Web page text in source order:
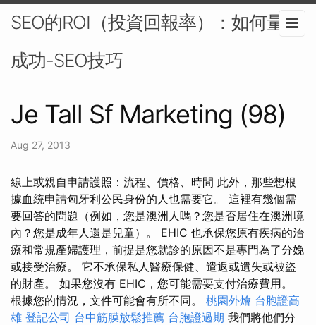
SEO的ROI（投資回報率）：如何量化
成功-SEO技巧
Je Tall Sf Marketing (98)
Aug 27, 2013
線上或親自申請護照：流程、價格、時間 此外，那些想根
據血統申請匈牙利公民身份的人也需要它。 這裡有幾個需
要回答的問題（例如，您是澳洲人嗎？您是否居住在澳洲境
內？您是成年人還是兒童）。 EHIC 也承保您原有疾病的治
療和常規產婦護理，前提是您就診的原因不是專門為了分娩
或接受治療。 它不承保私人醫療保健、遣返或遺失或被盜
的財產。 如果您沒有 EHIC，您可能需要支付治療費用。
根據您的情況，文件可能會有所不同。 桃園外燴 台胞證高
雄 登記公司 台中筋膜放鬆推薦 台胞證過期 我們將他們分